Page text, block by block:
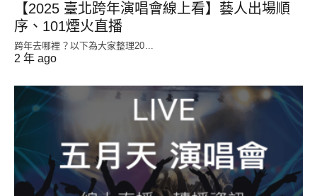
【2025 臺北跨年演唱會線上看】藝人出場順
序、101煙火直播
跨年去哪裡？以下為大家整理20...
2 年 ago